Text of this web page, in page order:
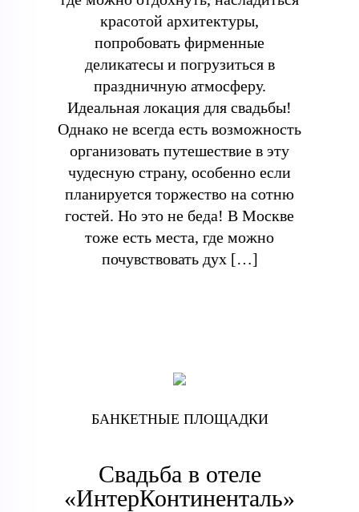
красотой архитектуры,
попробовать фирменные
деликатесы и погрузиться в
праздничную атмосферу.
Идеальная локация для свадьбы!
Однако не всегда есть возможность
организовать путешествие в эту
чудесную страну, особенно если
планируется торжество на сотню
гостей. Но это не беда! В Москве
тоже есть места, где можно
почувствовать дух […]
БАНКЕТНЫЕ ПЛОЩАДКИ
Свадьба в отеле
«ИнтерКонтиненталь»